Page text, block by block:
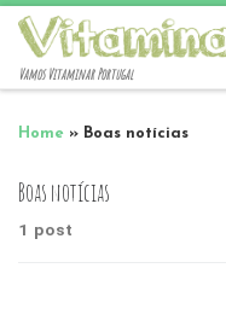
Vamos Vitaminar Portugal
Home » Boas notícias
Boas notícias
1 post